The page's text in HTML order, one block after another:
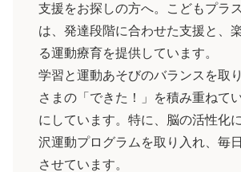
支援をお探しの方へ。こどもプラ
は、発達段階に合わせた支援と、
る運動療育を提供しています。
学習と運動あそびのバランスを取
さまの「できた！」を積み重ねて
にしています。特に、脳の活性化
沢運動プログラムを取り入れ、毎
させています。